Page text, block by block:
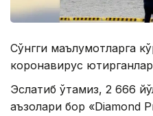
Сўнгги маълумотларга
коронавирус
Эслатиб ўтамиз, 2 666
аъзолари бор «Diamond